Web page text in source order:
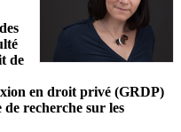
de
en droit privé (GRDP)
de recherche sur les